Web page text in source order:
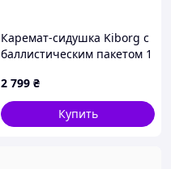
Каремат-сидушка Kiborg с
баллистическим пакетом 1
20mm Cordura Pixel
2 799 ₴
Купить